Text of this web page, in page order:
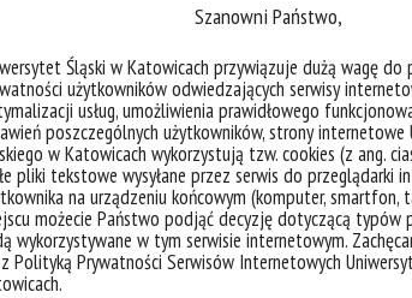
Szanowni Państwo,
Śląski w Katowicach przywiązuje dużą wagę do
użytkowników odwiedzających serwisy
usług, umożliwienia prawidłowego
poszczególnych użytkowników, strony internetowe
w Katowicach wykorzystują tzw. cookies (z ang.
pliki tekstowe wysyłane przez serwis do przeglądarki
na urządzeniu końcowym (komputer, smartfon,
możecie Państwo podjąć decyzję dotyczącą typów
wykorzystywane w tym serwisie internetowym.
Polityką Prywatności Serwisów Internetowych
Instytucje kultury